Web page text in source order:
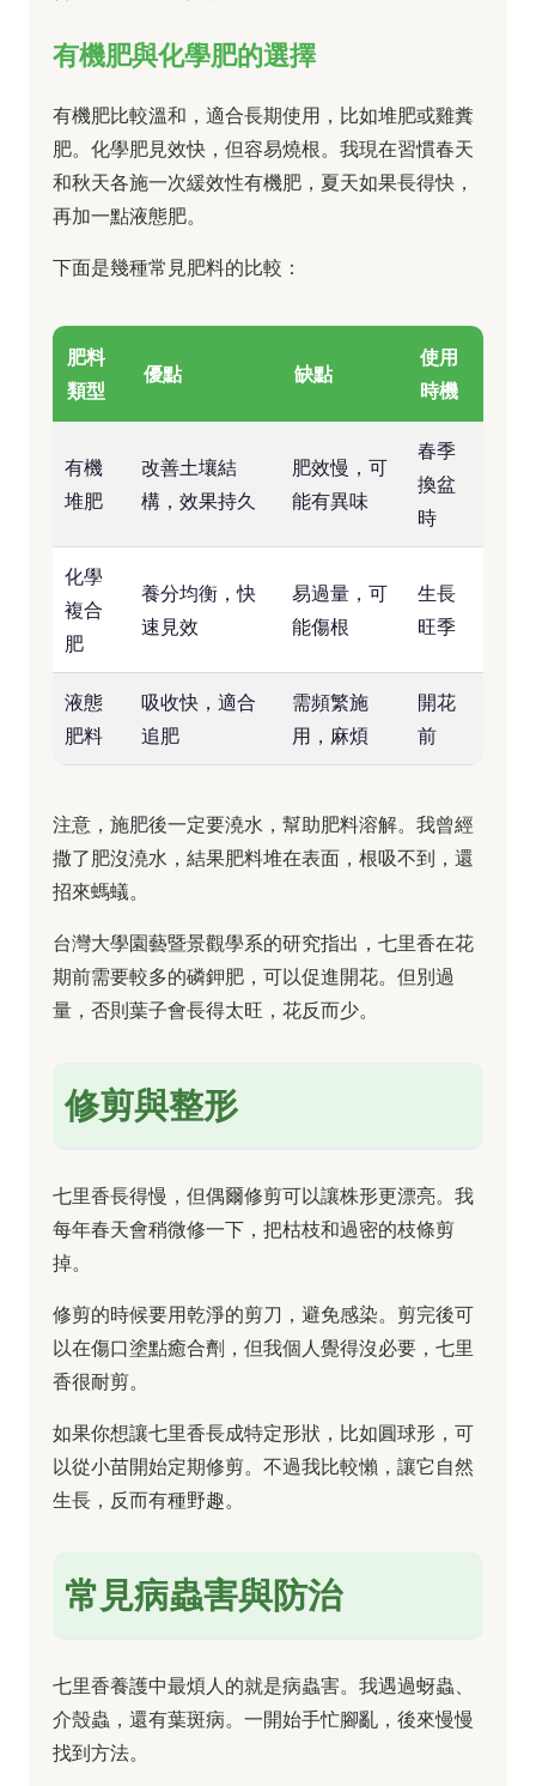
有機肥與化學肥的選擇
有機肥比較溫和，適合長期使用，比如堆肥或雞糞
肥。化學肥見效快，但容易燒根。我現在習慣春天
和秋天各施一次緩效性有機肥，夏天如果長得快，
再加一點液態肥。
下面是幾種常見肥料的比較：
肥料
類型
優點 缺點
使用
時機
有機
堆肥
改善土壤結
構，效果持久
肥效慢，可
能有異味
春季
換盆
時
化學
複合
肥
養分均衡，快
速見效
易過量，可
能傷根
生長
旺季
液態
肥料
吸收快，適合
追肥
需頻繁施
用，麻煩
開花
前
注意，施肥後一定要澆水，幫助肥料溶解。我曾經
撒了肥沒澆水，結果肥料堆在表面，根吸不到，還
招來螞蟻。
台灣大學園藝暨景觀學系的研究指出，七里香在花
期前需要較多的磷鉀肥，可以促進開花。但別過
量，否則葉子會長得太旺，花反而少。
修剪與整形
七里香長得慢，但偶爾修剪可以讓株形更漂亮。我
每年春天會稍微修一下，把枯枝和過密的枝條剪
掉。
修剪的時候要用乾淨的剪刀，避免感染。剪完後可
以在傷口塗點癒合劑，但我個人覺得沒必要，七里
香很耐剪。
如果你想讓七里香長成特定形狀，比如圓球形，可
以從小苗開始定期修剪。不過我比較懶，讓它自然
生長，反而有種野趣。
常見病蟲害與防治
七里香養護中最煩人的就是病蟲害。我遇過蚜蟲、
介殼蟲，還有葉斑病。一開始手忙腳亂，後來慢慢
找到方法。